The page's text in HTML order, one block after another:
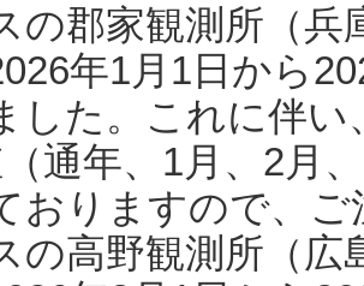
の郡家観測所（
年1月1日から
した。これに伴い
通年、1月、2月
おりますので、
の高野観測所（